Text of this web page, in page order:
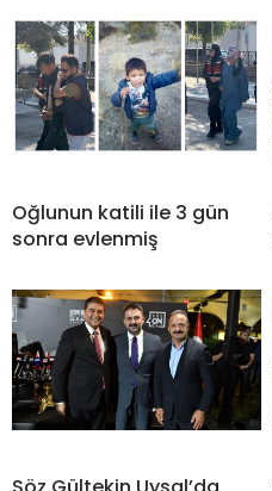
Oğlunun katili ile 3 gün
sonra evlenmiş